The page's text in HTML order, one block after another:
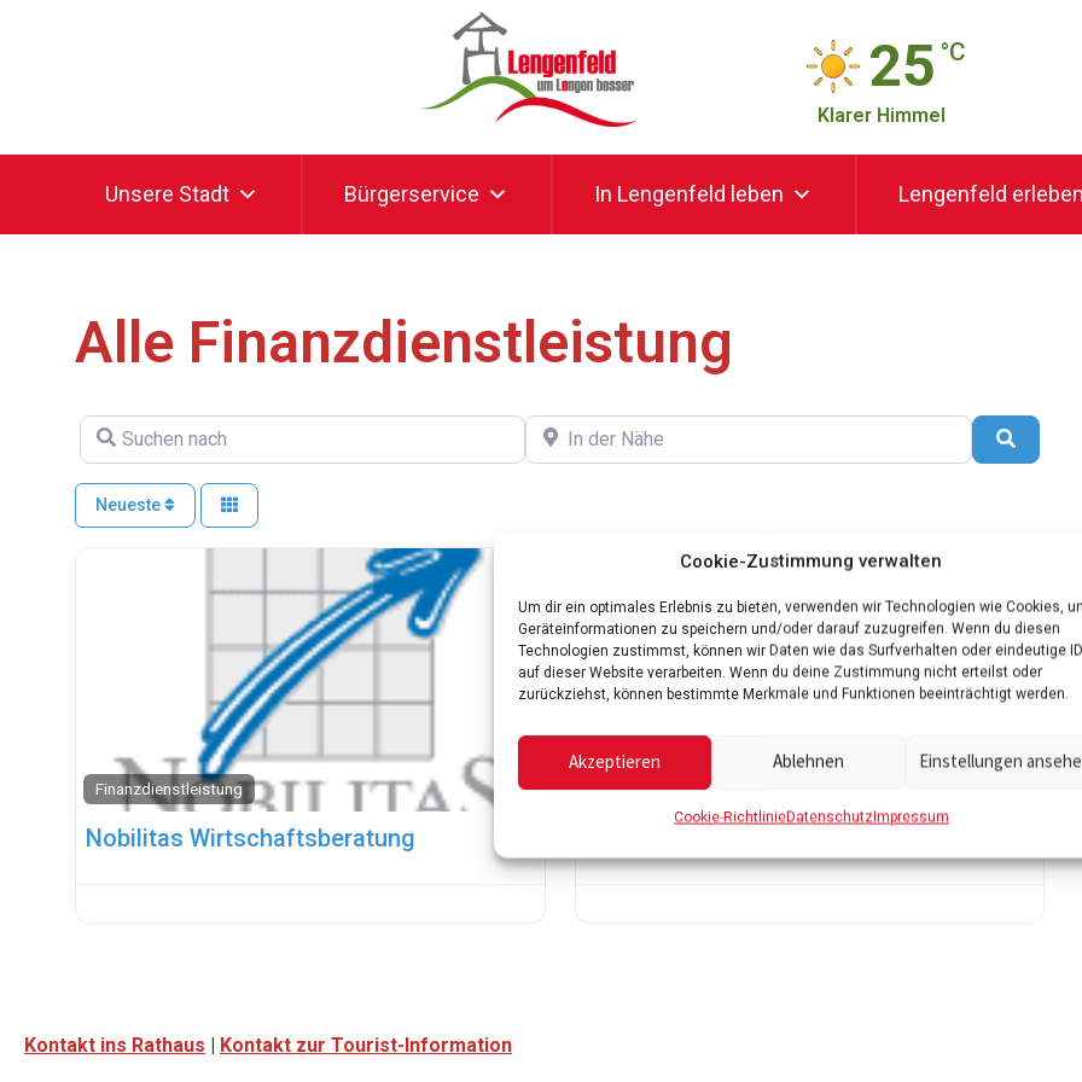
Cookie-Zustimmung verwalten
Um dir ein optimales Erlebnis zu bieten, verwenden wir Technologien wie Cookies,
Geräteinformationen zu speichern und/oder darauf zuzugreifen. Wenn du diesen
Technologien zustimmst, können wir Daten wie das Surfverhalten oder eindeutige
auf dieser Website verarbeiten. Wenn du deine Zustimmung nicht erteilst oder
zurückziehst, können bestimmte Merkmale und Funktionen beeinträchtigt werden.
Akzeptieren Ablehnen Einstellungen
Cookie-RichtlinieDatenschutzImpressum
25 °C
Klarer Himmel
Unsere Stadt Bürgerservice In Lengenfeld leben Lengenfeld erleben
Alle Finanzdienstleistung
SUCHEN NACH IN DER NÄHE
Neueste
Finanzdienstleistung
Favorit
Nobilitas Wirtschaftsberatung
Finanzdienstleistung
Kontakt ins Rathaus | Kontakt zur Tourist-Information